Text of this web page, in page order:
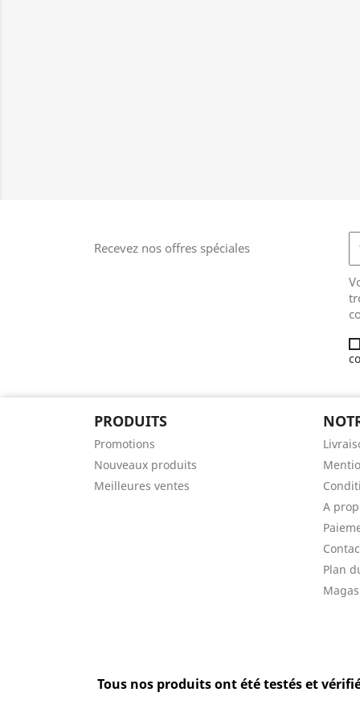
Recevez nos offres spéciales
PRODUITS
Promotions
Nouveaux produits
Meilleures ventes
A
Plan
Tous nos produits ont été testés et